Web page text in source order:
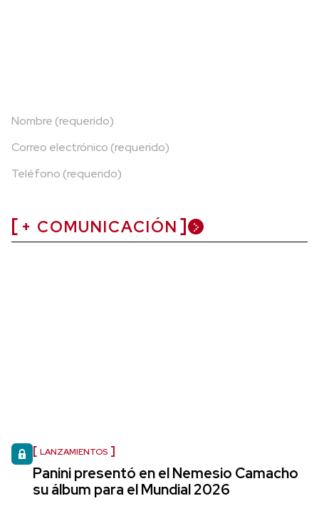
Nombre (requerido)
Correo electrónico (requerido)
Teléfono (requerido)
+ COMUNICACIÓN
LANZAMIENTOS
Panini presentó en el Nemesio Camacho
su álbum para el Mundial 2026